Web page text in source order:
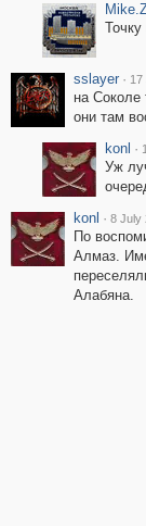
sslayer · 17
на Соколе
они там
konl ·
Уж
konl · 8 July
По
Алмаз.
Алабяна.